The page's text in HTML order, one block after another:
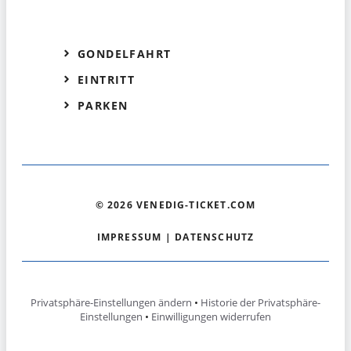
GONDELFAHRT
EINTRITT
PARKEN
© 2026 VENEDIG-TICKET.COM
IMPRESSUM | DATENSCHUTZ
Privatsphäre-Einstellungen ändern • Historie der Privatsphäre-
Einstellungen • Einwilligungen widerrufen